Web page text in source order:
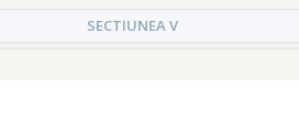
SECTIUNEA V